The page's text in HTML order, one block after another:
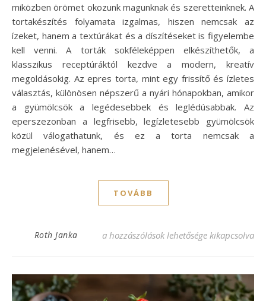
miközben örömet okozunk magunknak és szeretteinknek. A
tortakészítés folyamata izgalmas, hiszen nemcsak az
ízeket, hanem a textúrákat és a díszítéseket is figyelembe
kell venni. A torták sokféleképpen elkészíthetők, a
klasszikus receptúráktól kezdve a modern, kreatív
megoldásokig. Az epres torta, mint egy frissítő és ízletes
választás, különösen népszerű a nyári hónapokban, amikor
a gyümölcsök a legédesebbek és leglédúsabbak. Az
eperszezonban a legfrisebb, legízletesebb gyümölcsök
közül válogathatunk, és ez a torta nemcsak a
megjelenésével, hanem…
TOVÁBB
Roth Janka Epres torta recept – Ínycsiklandó édesség
a hozzászólások lehetősége kikapcsolva